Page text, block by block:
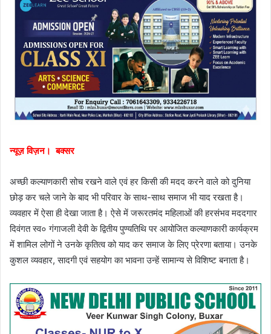
न्यूज़ विज़न। बक्सर
अच्छी कल्याणकारी सोच रखने वाले एवं हर किसी की मदद करने वाले को दुनिया
छोड़ कर चले जाने के बाद भी परिवार के साथ-साथ समाज भी याद रखता है।
व्यवहार में ऐसा ही देखा जाता है। ऐसे में जरूरतमंद महिलाओं की हरसंभव मददगार
दिवंगत स्व० गंगाजली देवी के द्वितीय पुण्यतिथि पर आयोजित कल्याणकारी कार्यक्रम
में शामिल लोगों ने उनके कृतित्व को याद कर समाज के लिए प्रेरणा बताया। उनके
कुशल व्यवहार, सादगी एवं सहयोग का भावना उन्हें सामान्य से विशिष्ट बनाता है।